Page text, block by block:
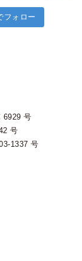
フォロー
6929 号
号
1337 号